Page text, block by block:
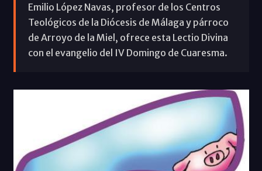
Emilio López Navas, profesor de los Centros
Teológicos de la Diócesis de Málaga y párroco
de Arroyo de la Miel, ofrece esta Lectio Divina
con el evangelio del IV Domingo de Cuaresma.